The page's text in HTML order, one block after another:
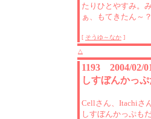
たりひとやすみ。
ぁ、もてきたん～？
[ そうゆ～なか ]
△
1193 2004/
しすぼんかっ
Cellさん、Itachiさ
しすぼんかっぷも